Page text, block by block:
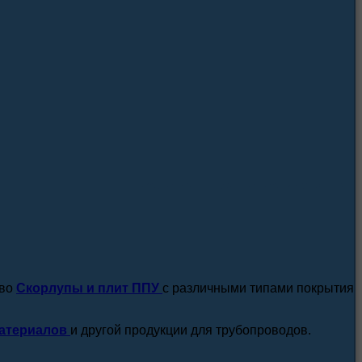
Скорлупы и плит ППУ с различными типами покрытия
и другой продукции для трубопроводов.